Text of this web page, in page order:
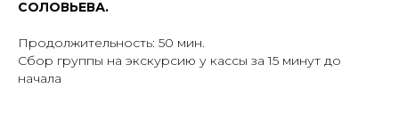
СОЛОВЬЕВА.
Продолжительность: 50 мин.
Cбор группы на экскурсию у кассы за 15 минут до
начала